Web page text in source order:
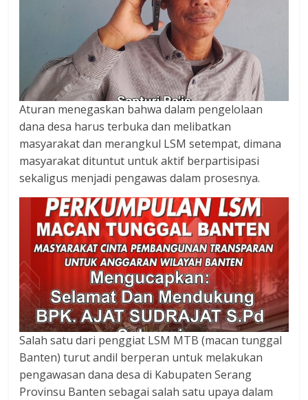
Aturan menegaskan bahwa dalam pengelolaan
dana desa harus terbuka dan melibatkan
masyarakat dan merangkul LSM setempat, dimana
masyarakat dituntut untuk aktif berpartisipasi
sekaligus menjadi pengawas dalam prosesnya.
Salah satu dari penggiat LSM MTB (macan tunggal
Banten) turut andil berperan untuk melakukan
pengawasan dana desa di Kabupaten Serang
Provinsu Banten sebagai salah satu upaya dalam